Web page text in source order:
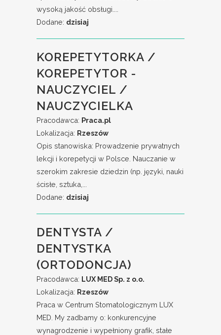
wysoką jakość obsługi....
Dodane: dzisiaj
KOREPETYTORKA /
KOREPETYTOR -
NAUCZYCIEL /
NAUCZYCIELKA
Pracodawca: Praca.pl
Lokalizacja: Rzeszów
Opis stanowiska: Prowadzenie prywatnych
lekcji i korepetycji w Polsce. Nauczanie w
szerokim zakresie dziedzin (np. języki, nauki
ścisłe, sztuka,...
Dodane: dzisiaj
DENTYSTA /
DENTYSTKA
(ORTODONCJA)
Pracodawca: LUX MED Sp. z o.o.
Lokalizacja: Rzeszów
Praca w Centrum Stomatologicznym LUX
MED. My zadbamy o: konkurencyjne
wynagrodzenie i wypełniony grafik, stałe